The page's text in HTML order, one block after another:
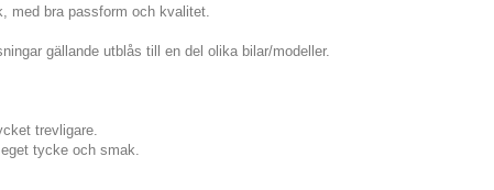
med bra passform och kvalitet.
gällande utblås till en del olika bilar/modeller.
trevligare.
tycke och smak.